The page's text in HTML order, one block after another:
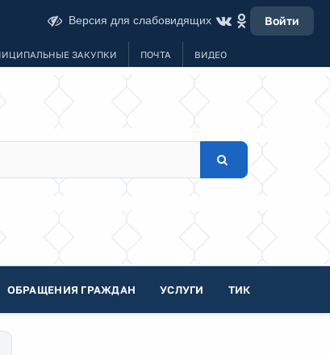
Версия для слабовидящих Войти
ЗАКУПКИ ПОЧТА ВИДЕО
ОБРАЩЕНИЯ ГРАЖДАН УСЛУГИ ТИК